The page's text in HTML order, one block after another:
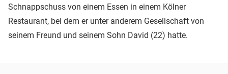
Schnappschuss von einem Essen in einem Kölner
Restaurant, bei dem er unter anderem Gesellschaft von
seinem Freund und seinem Sohn David (22) hatte.